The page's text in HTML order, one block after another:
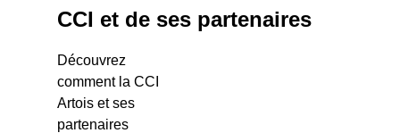
CCI et de ses partenaires
Découvrez
comment la CCI
Artois et ses
partenaires